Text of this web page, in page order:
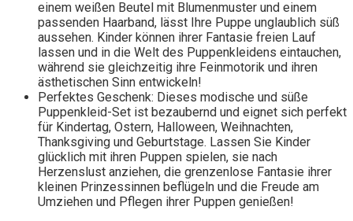
einem weißen Beutel mit Blumenmuster und einem
passenden Haarband, lässt Ihre Puppe unglaublich süß
aussehen. Kinder können ihrer Fantasie freien Lauf
lassen und in die Welt des Puppenkleidens eintauchen,
während sie gleichzeitig ihre Feinmotorik und ihren
ästhetischen Sinn entwickeln!
Perfektes Geschenk: Dieses modische und süße
Puppenkleid-Set ist bezaubernd und eignet sich perfekt
für Kindertag, Ostern, Halloween, Weihnachten,
Thanksgiving und Geburtstage. Lassen Sie Kinder
glücklich mit ihren Puppen spielen, sie nach
Herzenslust anziehen, die grenzenlose Fantasie ihrer
kleinen Prinzessinnen beflügeln und die Freude am
Umziehen und Pflegen ihrer Puppen genießen!